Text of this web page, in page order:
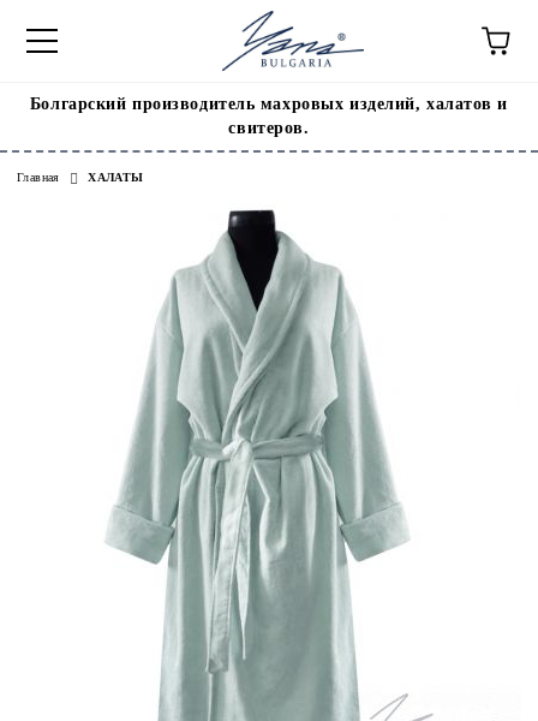
Болгарский производитель махровых изделий, халатов и
свитеров.
Главная ХАЛАТЫ